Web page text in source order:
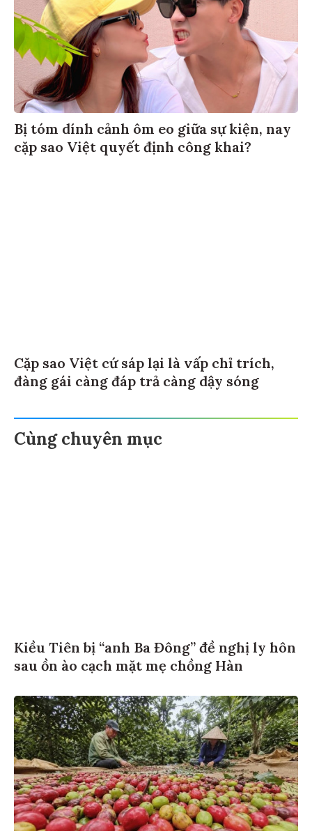
Bị tóm dính cảnh ôm eo giữa sự kiện, nay
cặp sao Việt quyết định công khai?
Cặp sao Việt cứ sáp lại là vấp chỉ trích,
đàng gái càng đáp trả càng dậy sóng
Cùng chuyên mục
Kiều Tiên bị “anh Ba Đông” đề nghị ly hôn
sau ồn ào cạch mặt mẹ chồng Hàn